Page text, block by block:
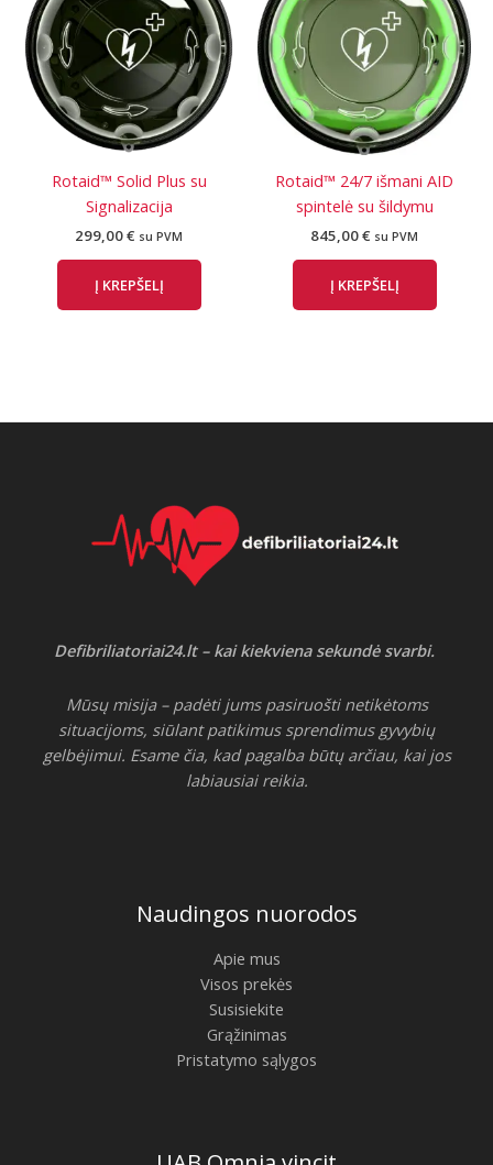
Rotaid™ Solid Plus su
Signalizacija
299,00€ su PVM
Į KREPŠELĮ
Rotaid™ 24/7 išmani AID
spintelė su šildymu
845,00€ su PVM
Į KREPŠELĮ
Defibriliatoriai24.lt – kai kiekviena sekundė svarbi.
Mūsų misija – padėti jums pasiruošti netikėtoms
situacijoms, siūlant patikimus sprendimus gyvybių
gelbėjimui. Esame čia, kad pagalba būtų arčiau, kai jos
labiausiai reikia.
Naudingos nuorodos
Apie mus
Visos prekės
Susisiekite
Grąžinimas
Pristatymo sąlygos